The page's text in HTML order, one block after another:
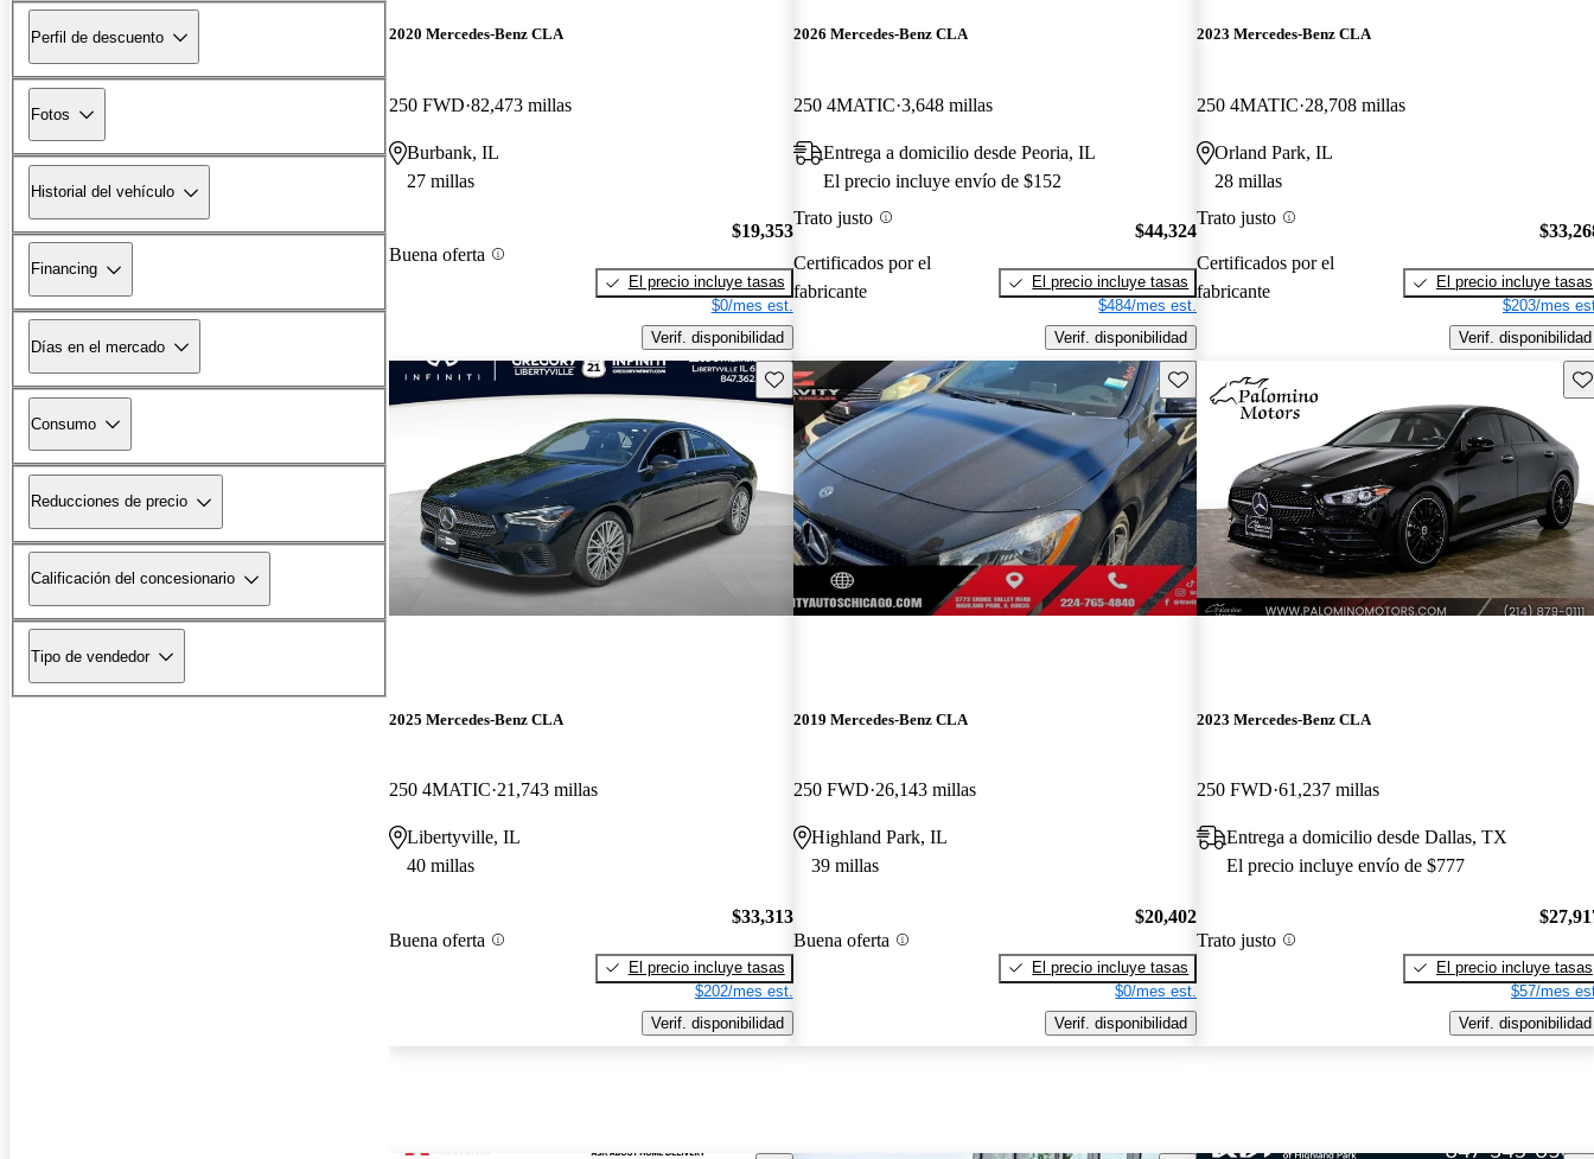
Perfil de descuento
Fotos
Historial del vehículo
Financing
Días en el mercado
Consumo
Reducciones de precio
Calificación del concesionario
Tipo de vendedor
2020 Mercedes-Benz CLA
250 FWD 82,473 millas
Burbank, IL
27 millas
Buena oferta
$19,353
El precio incluye tasas
$0/mes est.
Verif. disponibilidad
2026 Mercedes-Benz CLA
250 4MATIC 3,648 millas
Entrega a domicilio desde Peoria, IL
El precio incluye envío de $152
Trato justo
Certificados por el
fabricante
$44,324
El precio incluye tasas
$484/mes est.
Verif. disponibilidad
2023 Mercedes-Benz CLA
250 4MATIC 28,708 millas
Orland Park, IL
28 millas
Trato justo
Certificados por el
fabricante
El precio incluye tasas
$203/mes
Verif. disponibilidad
Guarda este Aviso
2025 Mercedes-Benz CLA
250 4MATIC 21,743 millas
Libertyville, IL
40 millas
Buena oferta
$33,313
El precio incluye tasas
$202/mes est.
Verif. disponibilidad
Guarda este Aviso
2019 Mercedes-Benz CLA
250 FWD 26,143 millas
Highland Park, IL
39 millas
Buena oferta
$20,402
El precio incluye tasas
$0/mes est.
Verif. disponibilidad
2023 Mercedes-Benz CLA
250 FWD 61,237 millas
Entrega a domicilio desde Dallas, TX
El precio incluye envío de $777
Trato justo
El precio incluye tasas
$57/mes
Verif. disponibilidad